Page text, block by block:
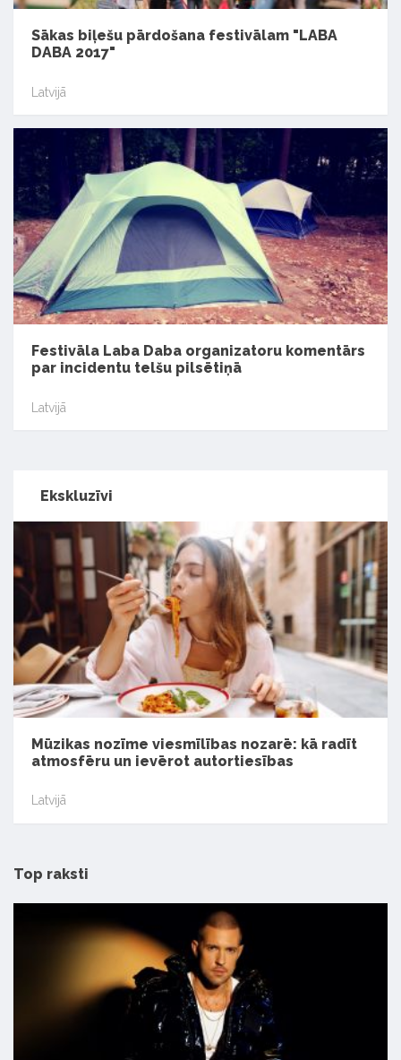
Sākas biļešu pārdošana festivālam "LABA
DABA 2017"
Latvijā
Festivāla Laba Daba organizatoru komentārs
par incidentu telšu pilsētiņā
Latvijā
Ekskluzīvi
Mūzikas nozīme viesmīlības nozarē: kā radīt
atmosfēru un ievērot autortiesības
Latvijā
Top raksti